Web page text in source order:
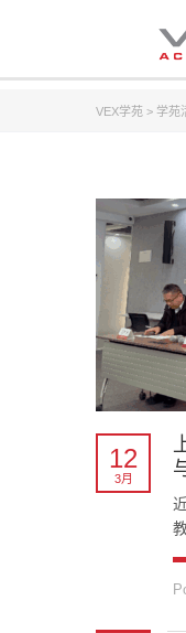
VEX学苑 > 学苑
12
3月